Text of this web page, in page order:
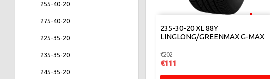
255-40-20
275-40-20
225-35-20
235-35-20
245-35-20
235-30-20 XL 88Y
LINGLONG/GREENMAX G-MAX
€202
€111